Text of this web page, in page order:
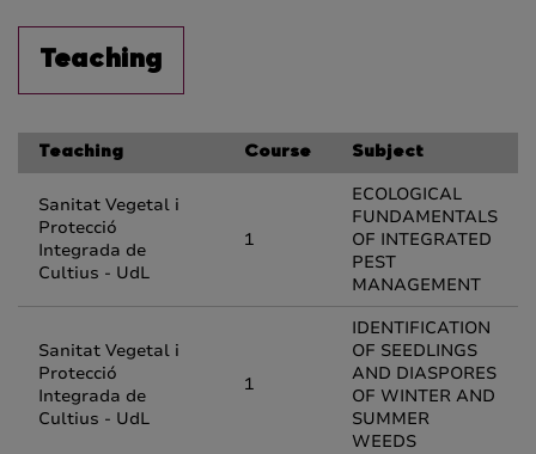
Teaching
Teaching Course Subject
Sanitat Vegetal i
Protecció
Integrada de
Cultius - UdL
1
ECOLOGICAL
FUNDAMENTALS
OF INTEGRATED
PEST
MANAGEMENT
Sanitat Vegetal i
Protecció
Integrada de
Cultius - UdL
1
IDENTIFICATION
OF SEEDLINGS
AND DIASPORES
OF WINTER AND
SUMMER
WEEDS